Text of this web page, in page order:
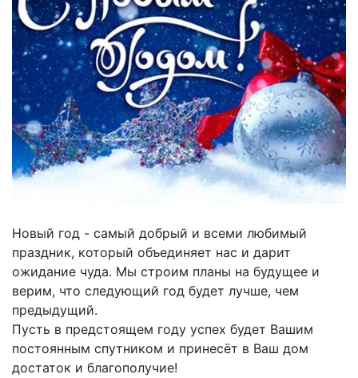
Новый год - самый добрый и всеми любимый
праздник, который объединяет нас и дарит
ожидание чуда. Мы строим планы на будущее и
верим, что следующий год будет лучше, чем
предыдущий.
Пусть в предстоящем году успех будет Вашим
постоянным спутником и принесёт в Ваш дом
достаток и благополучие!